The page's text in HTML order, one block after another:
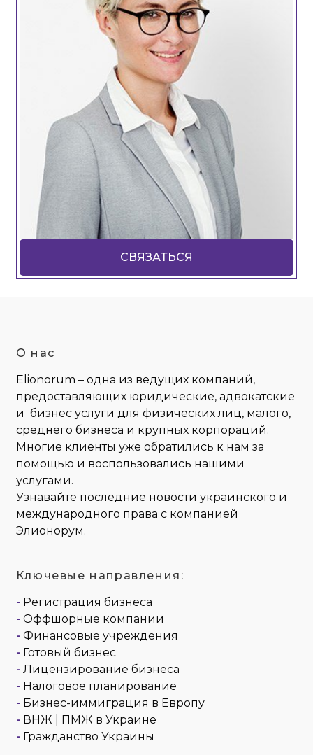
СВЯЗАТЬСЯ
О нас
Elionorum – одна из ведущих компаний,
предоставляющих юридические, адвокатские
и бизнес услуги для физических лиц, малого,
среднего бизнеса и крупных корпораций.
Многие клиенты уже обратились к нам за
помощью и воспользовались нашими
услугами.
Узнавайте последние новости украинского и
международного права с компанией
Элионорум.
Ключевые направления:
- Регистрация бизнеса
- Оффшорные компании
- Финансовые учреждения
- Готовый бизнес
- Лицензирование бизнеса
- Налоговое планирование
- Бизнес-иммиграция в Европу
- ВНЖ | ПМЖ в Украине
- Гражданство Украины